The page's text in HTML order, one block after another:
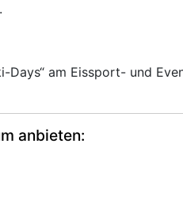
am Eissport- und
anbieten: